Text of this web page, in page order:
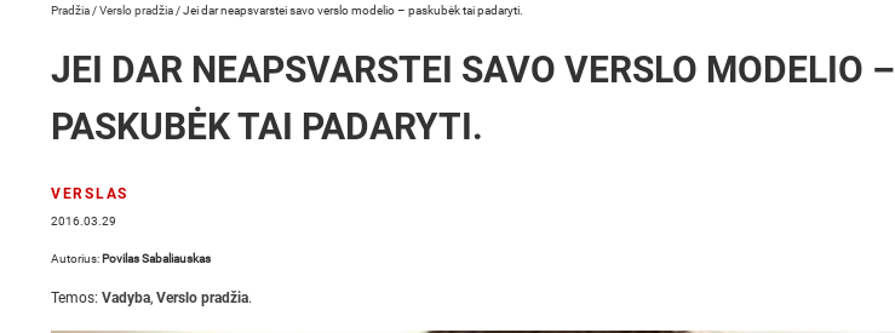
Pradžia /Verslo pradžia /Jei dar neapsvarstei savo verslo modelio – paskubėk tai padaryti.
JEI DAR NEAPSVARSTEI SAVO VERSLO MODELIO –
PASKUBĖK TAI PADARYTI.
VERSLAS
2016.03.29
Autorius: Povilas Sabaliauskas
Temos: Vadyba, Verslo pradžia.